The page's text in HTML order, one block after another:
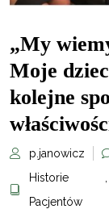
„My
Moje
kolejne
p.janowicz
Historie
Pacjentów